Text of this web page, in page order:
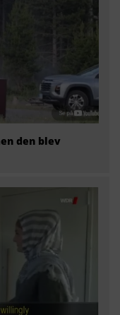
den blev